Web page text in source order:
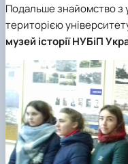
Подальше знайомство з
територією
музей історії НУБіП